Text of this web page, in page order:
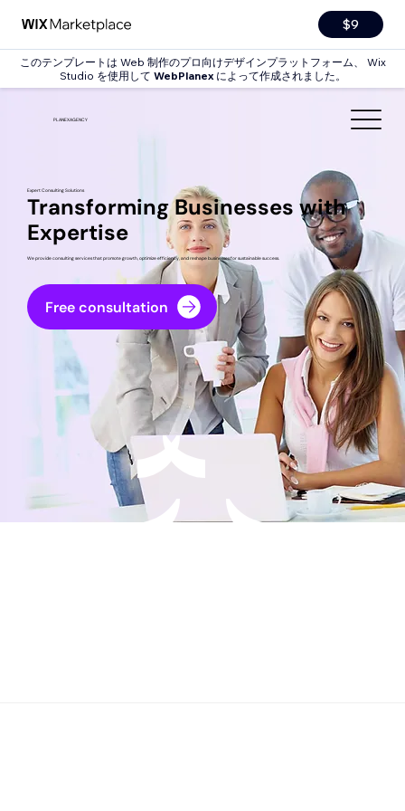
$9
このテンプレートは Web 制作のプロ向けデザインプラットフォーム、 Wix
Studio を使用して WebPlanexによって作成されました。